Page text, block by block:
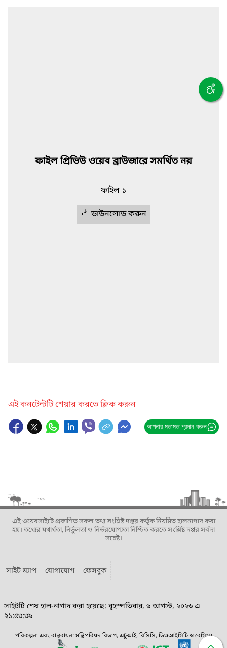
ফাইল প্রিভিউ ওয়েব ব্রাউজারে সমর্থিত নয়
ফাইল ১
ডাউনলোড করুন
এই কনটেন্টটি শেয়ার করতে ক্লিক করুন
আপনার মতামত প্রদান করুন
এই ওয়েবসাইটে প্রকাশিত সকল তথ্য সংশ্লিষ্ট দপ্তর কর্তৃক নিয়মিত হালনাগাদ করা
হয়। তথ্যের যথার্থতা, নির্ভুলতা ও নির্ভরযোগ্যতা নিশ্চিত করতে সংশ্লিষ্ট দপ্তর সর্বদা
সচেষ্ট।
সাইট ম্যাপ যোগাযোগ ফেসবুক
সাইটটি শেষ হাল-নাগাদ করা হয়েছে: বৃহস্পতিবার, ৬ আগস্ট, ২০২৬ এ
২১:৫৩:৩৯
পরিকল্পনা এবং বাস্তবায়ন: মন্ত্রিপরিষদ বিভাগ, এটুআই, বিসিসি, ডিওআইসিটি ও বেসিস।